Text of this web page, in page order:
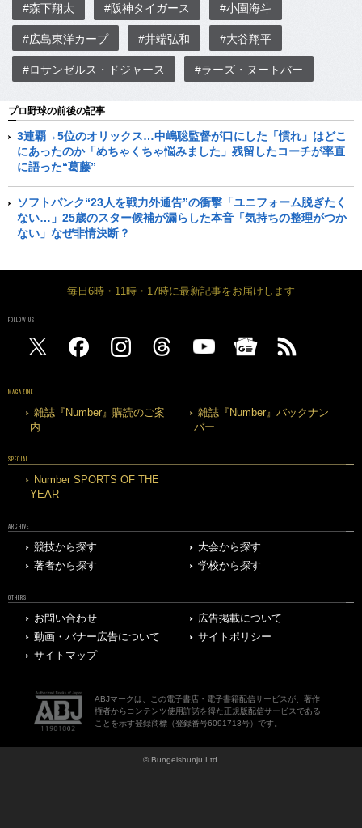
#森下翔太 #阪神タイガース #小園海斗
#広島東洋カープ #井端弘和 #大谷翔平
#ロサンゼルス・ドジャース #ラーズ・ヌートバー
プロ野球の前後の記事
3連覇→5位のオリックス…中嶋聡監督が口にした「慣れ」はどこ
にあったのか「めちゃくちゃ悩みました」残留したコーチが率直
に語った“葛藤”
ソフトバンク“23人を戦力外通告”の衝撃「ユニフォーム脱ぎたく
ない…」25歳のスター候補が漏らした本音「気持ちの整理がつか
ない」なぜ非情決断？
毎日6時・11時・17時に最新記事をお届けします
FOLLOW US
MAGAZINE
雑誌『Number』購読のご案
内
雑誌『Number』バックナン
バー
SPECIAL
Number SPORTS OF THE
YEAR
ARCHIVE
競技から探す
大会から探す
著者から探す
学校から探す
OTHERS
お問い合わせ
広告掲載について
動画・バナー広告について
サイトポリシー
サイトマップ
ABJマークは、この電子書店・電子書籍配信サービスが、著作
権者からコンテンツ使用許諾を得た正規版配信サービスである
ことを示す登録商標（登録番号6091713号）です。
© Bungeishunju Ltd.